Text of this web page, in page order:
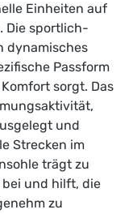
Einheiten auf
Die sportlich-
dynamisches
Passform
sorgt. Das
und
Strecken im
trägt zu
und hilft, die
zu